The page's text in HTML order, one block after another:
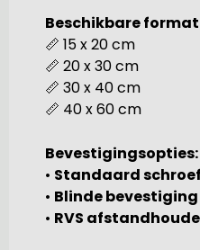
Beschikbare
📏 15 x 20 cm
📏 20 x 30 cm
📏 30 x 40 cm
📏 40 x 60 cm
Bevestigingsopties:
• Standaard
• Blinde
• RVS